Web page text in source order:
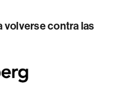
volverse contra las